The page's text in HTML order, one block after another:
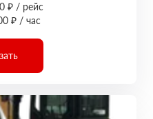
₽ / рейс
₽ / час